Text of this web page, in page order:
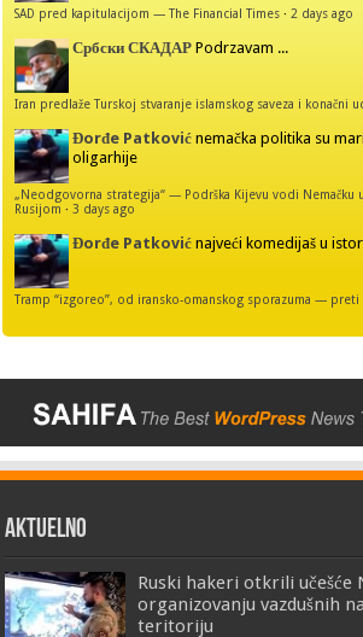
SAD pred kapitulacijom — The Financial Times · 2 days ago
Србски СКАДАР Podrzavam ...
Iran predlaže Turskoj stvaranje islamskog saveza i konačni
Đorđe Patković nemačka politika su
oligarhije
„Neodgovorna strategija“ — Podrška Kijevu vodi Nemačku
Rusijom ·3 days ago
Đorđe Patković najveći komedijaš u
Tramp “izgoreo”, od iransko-omanskog sporazuma — preti
AKTUELNO
Ruski hakeri otkrili učešće
organizovanju vazdušnih
teritoriju